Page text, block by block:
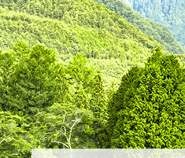
映
え
る
ま
ち